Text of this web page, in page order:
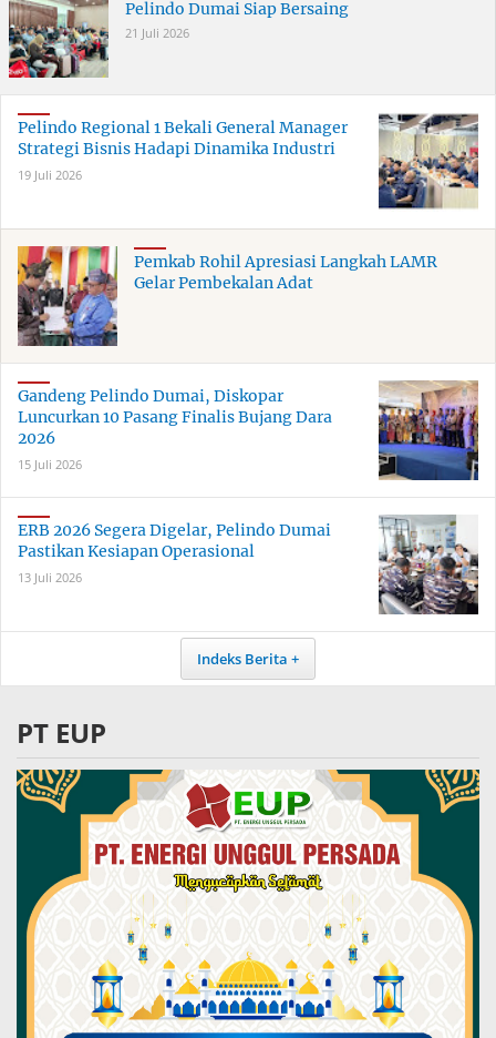
Pelindo Dumai Siap Bersaing
21 Juli 2026
Pelindo Regional 1 Bekali General Manager
Strategi Bisnis Hadapi Dinamika Industri
19 Juli 2026
Pemkab Rohil Apresiasi Langkah LAMR
Gelar Pembekalan Adat
Gandeng Pelindo Dumai, Diskopar
Luncurkan 10 Pasang Finalis Bujang Dara
2026
15 Juli 2026
ERB 2026 Segera Digelar, Pelindo Dumai
Pastikan Kesiapan Operasional
13 Juli 2026
Indeks Berita
PT EUP